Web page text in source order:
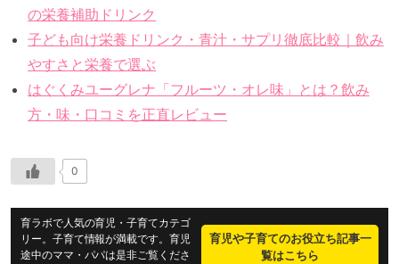
の栄養補助ドリンク
子ども向け栄養ドリンク・青汁・サプリ徹底比較｜飲み
やすさと栄養で選ぶ
はぐくみユーグレナ「フルーツ・オレ味」とは？飲み
方・味・口コミを正直レビュー
0
育ラボで人気の育児・子育てカテゴ
リー。子育て情報が満載です。育児
途中のママ・パパは是非ご覧くださ
育児や子育てのお役立ち記事一
覧はこちら